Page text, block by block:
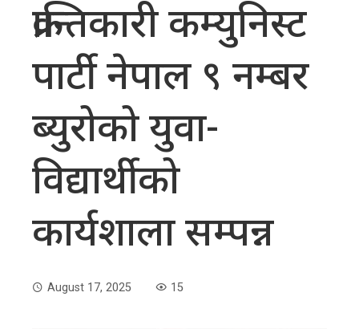
क्रान्तिकारी कम्युनिस्ट
पार्टी नेपाल ९ नम्बर
ब्युरोको युवा-
विद्यार्थीको
कार्यशाला सम्पन्न
August 17, 2025 15